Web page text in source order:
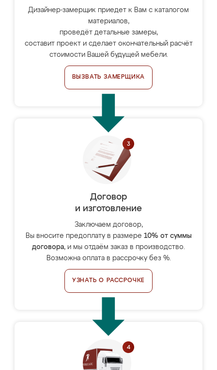
Дизайнер-замерщик приедет к Вам с каталогом
материалов,
проведёт детальные замеры,
составит проект и сделает окончательный расчёт
стоимости Вашей будущей мебели.
ВЫЗВАТЬ ЗАМЕРЩИКА
Договор
и изготовление
Заключаем договор,
Вы вносите предоплату в размере 10% от суммы
договора, и мы отдаём заказ в производство.
Возможна оплата в рассрочку без %.
УЗНАТЬ О РАССРОЧКЕ